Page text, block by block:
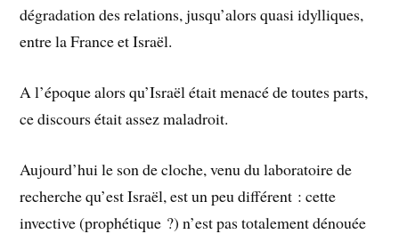
dégradation des relations, jusqu’alors quasi idylliques,
entre la France et Israël.
A l’époque alors qu’Israël était menacé de toutes parts,
ce discours était assez maladroit.
Aujourd’hui le son de cloche, venu du laboratoire de
recherche qu’est Israël, est un peu différent : cette
invective (prophétique ?) n’est pas totalement dénouée